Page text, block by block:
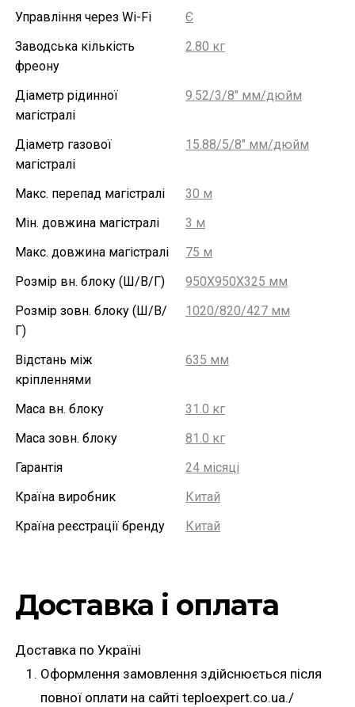
Управління через Wi-Fi
Є
Заводська кількість
фреону
2.80 кг
Діаметр рідинної
магістралі
9.52/3/8" мм/дюйм
Діаметр газової
магістралі
15.88/5/8″ мм/дюйм
Макс. перепад магістралі
30 м
Мін. довжина магістралі
3 м
Макс. довжина магістралі
75 м
Розмір вн. блоку (Ш/В/Г)
950X950X325 мм
Розмір зовн. блоку (Ш/В/
Г)
1020/820/427 мм
Відстань між
кріпленнями
635 мм
Маса вн. блоку
31.0 кг
Маса зовн. блоку
81.0 кг
Гарантія
24 місяці
Країна виробник
Китай
Країна реєстрації бренду
Китай
Доставка і оплата
Доставка по Україні
Оформлення замовлення здійснюється після
повної оплати на сайті teploexpert.co.ua./